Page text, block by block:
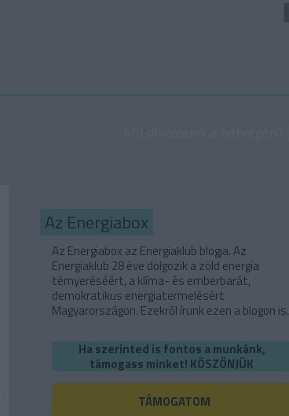
Az Energiabox
Az Energiabox az Energiaklub blogja. Az
Energiaklub 28 éve dolgozik a zöld energia
térnyeréséért, a klíma- és emberbarát,
demokratikus energiatermelésért
Magyarországon. Ezekről írunk ezen a blogon is.
Ha szerinted is fontos a munkánk,
támogass minket! KÖSZÖNJÜK
TÁMOGATOM